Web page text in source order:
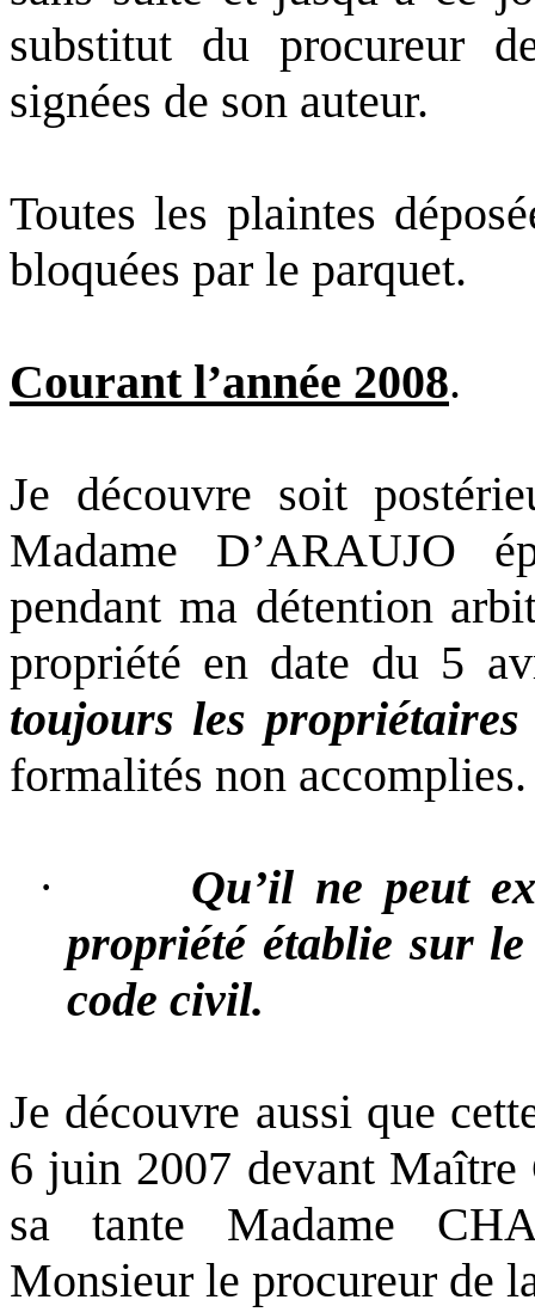
substitut du procureur
signées de son auteur.
Toutes les plaintes
bloquées par le parquet.
Courant l’année 2008.
Je découvre soit
Madame D’ARAUJO
pendant ma détention
propriété en date du 5
toujours les propriétaires
formalités non accomplies.
·
Qu’il ne peut
propriété établie sur
code civil.
Je découvre aussi que
6 juin 2007 devant
sa tante Madame
Monsieur le procureur de